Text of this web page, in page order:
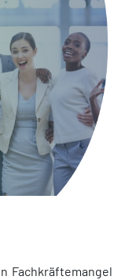
Fachkräftemangel